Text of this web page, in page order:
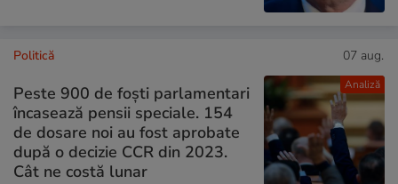
Analiză
Politică 07 aug.
Peste 900 de foști parlamentari
încasează pensii speciale. 154
de dosare noi au fost aprobate
după o decizie CCR din 2023.
Cât ne costă lunar